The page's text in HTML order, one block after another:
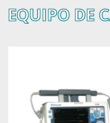
Ventajas
Contacto
EQUIPO DE